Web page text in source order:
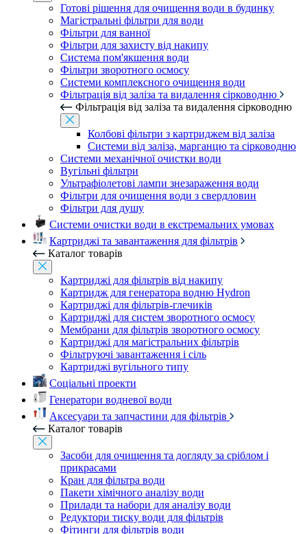
Готові рішення для очищення води в будинку
Магістральні фільтри для води
Фільтри для ванної
Фільтри для захисту від накипу
Система пом'якшення води
Фільтри зворотного осмосу
Системи комплексного очищення води
Фільтрація від заліза та видалення сірководню
Фільтрація від заліза та видалення сірководню
Колбові фільтри з картриджем від заліза
Системи від заліза, марганцю та сірководню
Системи механічної очистки води
Вугільні фільтри
Ультрафіолетові лампи знезараження води
Фільтри для очищення води з свердловин
Фільтри для душу
Системи очистки води в екстремальних умовах
Картриджі та завантаження для фільтрів
Каталог товарів
Картриджі для фільтрів від накипу
Картридж для генератора водню Hydron
Картриджі для фільтрів-глечиків
Картриджі для систем зворотного осмосу
Мембрани для фільтрів зворотного осмосу
Картриджі для магістральних фільтрів
Фільтруючі завантаження і сіль
Картриджі вугільного типу
Соціальні проекти
Генератори водневої води
Аксесуари та запчастини для фільтрів
Каталог товарів
Засоби для очищення та догляду за сріблом і
прикрасами
Кран для фільтра води
Пакети хімічного аналізу води
Прилади та набори для аналізу води
Редуктори тиску води для фільтрів
Фітинги для фільтрів води